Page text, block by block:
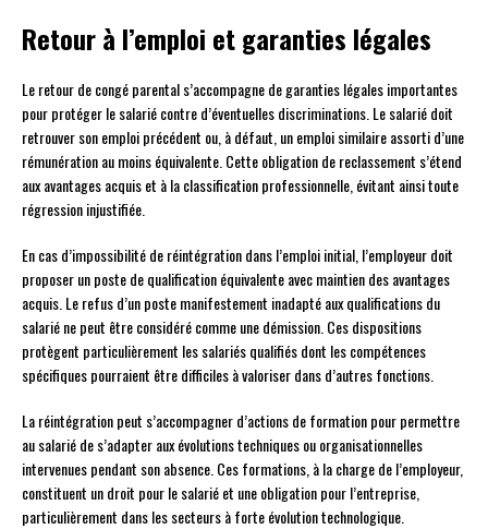
Retour à l’emploi et garanties légales
Le retour de congé parental s’accompagne de garanties légales importantes
pour protéger le salarié contre d’éventuelles discriminations. Le salarié doit
retrouver son emploi précédent ou, à défaut, un emploi similaire assorti d’une
rémunération au moins équivalente. Cette obligation de reclassement s’étend
aux avantages acquis et à la classification professionnelle, évitant ainsi toute
régression injustifiée.
En cas d’impossibilité de réintégration dans l’emploi initial, l’employeur doit
proposer un poste de qualification équivalente avec maintien des avantages
acquis. Le refus d’un poste manifestement inadapté aux qualifications du
salarié ne peut être considéré comme une démission. Ces dispositions
protègent particulièrement les salariés qualifiés dont les compétences
spécifiques pourraient être difficiles à valoriser dans d’autres fonctions.
La réintégration peut s’accompagner d’actions de formation pour permettre
au salarié de s’adapter aux évolutions techniques ou organisationnelles
intervenues pendant son absence. Ces formations, à la charge de l’employeur,
constituent un droit pour le salarié et une obligation pour l’entreprise,
particulièrement dans les secteurs à forte évolution technologique.